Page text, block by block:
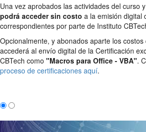
Una vez aprobados las actividades del curso
podrá acceder sin costo a la emisión digital
correspondientes por parte de Instituto
Opcionalmente, y abonados aparte los
accederá al envío digital de la Certificación
CBTech como "Macros para Office - VBA".
proceso de certificaciones aquí.